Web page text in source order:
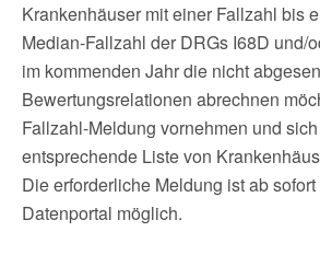
Krankenhäuser mit einer Fallzahl bis
Median-Fallzahl der DRGs I68D und/
im kommenden Jahr die nicht
Bewertungsrelationen abrechnen
Fallzahl-Meldung vornehmen und
entsprechende Liste von
Die erforderliche Meldung ist ab
Datenportal möglich.